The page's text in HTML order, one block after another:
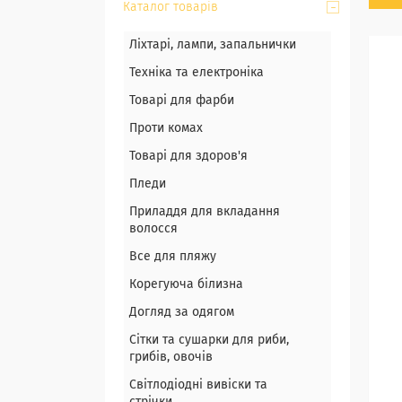
Каталог товарів
Ліхтарі, лампи, запальнички
Техніка та електроніка
Товарі для фарби
Проти комах
Товарі для здоров'я
Пледи
Приладдя для вкладання
волосся
Все для пляжу
Корегуюча білизна
Догляд за одягом
Сітки та сушарки для риби,
грибів, овочів
Світлодіодні вивіски та